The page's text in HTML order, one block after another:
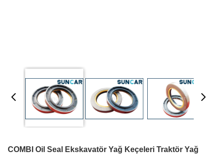
COMBI Oil Seal Ekskavatör Yağ Keçeleri Traktör Yağ